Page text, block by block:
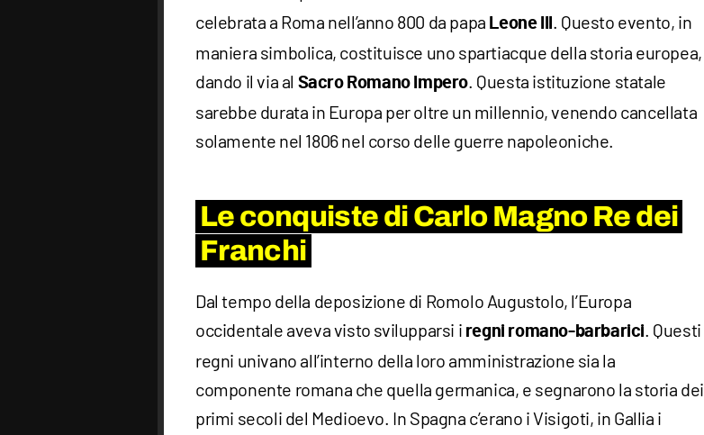
celebrata a Roma nell’anno 800 da papa Leone III . Questo evento, in
maniera simbolica, costituisce uno spartiacque della storia europea,
dando il via al Sacro Romano Impero. Questa istituzione statale
sarebbe durata in Europa per oltre un millennio, venendo cancellata
solamente nel 1806 nel corso delle guerre napoleoniche.
Le conquiste di Carlo Magno Re dei
Franchi
Dal tempo della deposizione di Romolo Augustolo, l’Europa
occidentale aveva visto svilupparsi i regni romano-barbarici. Questi
regni univano all’interno della loro amministrazione sia la
componente romana che quella germanica, e segnarono la storia dei
primi secoli del Medioevo. In Spagna c’erano i Visigoti, in Gallia i